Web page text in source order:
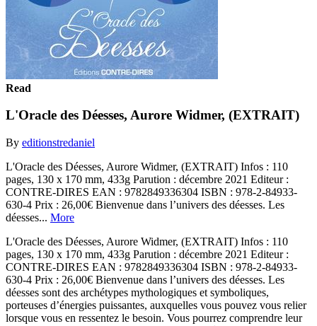
Read
L'Oracle des Déesses, Aurore Widmer, (EXTRAIT)
By editionstredaniel
L'Oracle des Déesses, Aurore Widmer, (EXTRAIT) Infos : 110
pages, 130 x 170 mm, 433g Parution : décembre 2021 Editeur :
CONTRE-DIRES EAN : 9782849336304 ISBN : 978-2-84933-
630-4 Prix : 26,00€ Bienvenue dans l’univers des déesses. Les
déesses... More
L'Oracle des Déesses, Aurore Widmer, (EXTRAIT) Infos : 110
pages, 130 x 170 mm, 433g Parution : décembre 2021 Editeur :
CONTRE-DIRES EAN : 9782849336304 ISBN : 978-2-84933-
630-4 Prix : 26,00€ Bienvenue dans l’univers des déesses. Les
déesses sont des archétypes mythologiques et symboliques,
porteuses d’énergies puissantes, auxquelles vous pouvez vous relier
lorsque vous en ressentez le besoin. Vous pourrez comprendre leur